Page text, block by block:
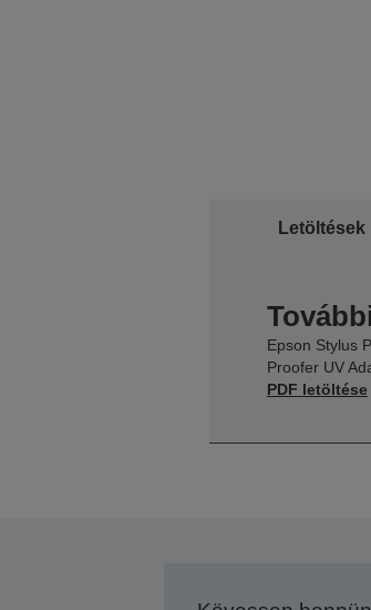
Letöltések
Epson Stylus
Proofer UV
PDF letöltése